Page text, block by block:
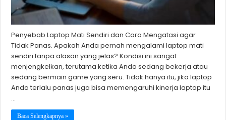
Penyebab Laptop Mati Sendiri dan Cara Mengatasi agar
Tidak Panas. Apakah Anda pernah mengalami laptop mati
sendiri tanpa alasan yang jelas? Kondisi ini sangat
menjengkelkan, terutama ketika Anda sedang bekerja atau
sedang bermain game yang seru. Tidak hanya itu, jika laptop
Anda terlalu panas juga bisa memengaruhi kinerja laptop itu
…
Baca Selengkapnya »